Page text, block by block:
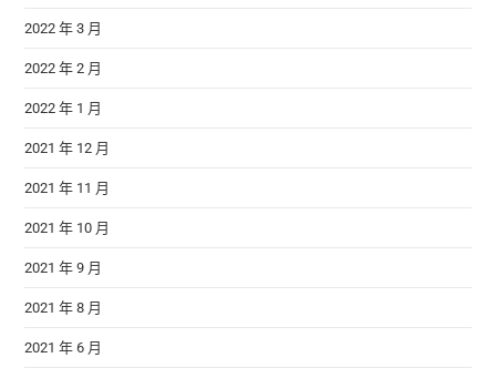
2022 年 3 月
2022 年 2 月
2022 年 1 月
2021 年 12 月
2021 年 11 月
2021 年 10 月
2021 年 9 月
2021 年 8 月
2021 年 6 月